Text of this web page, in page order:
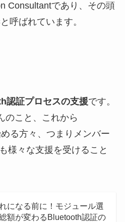
Consultantであり、その頭
呼ばれています。
認証プロセスの支援です。
のこと、これから
る方々、つまりメンバー
様々な支援を受けること
になる前に！モジュール選
額が変わるBluetooth認証の